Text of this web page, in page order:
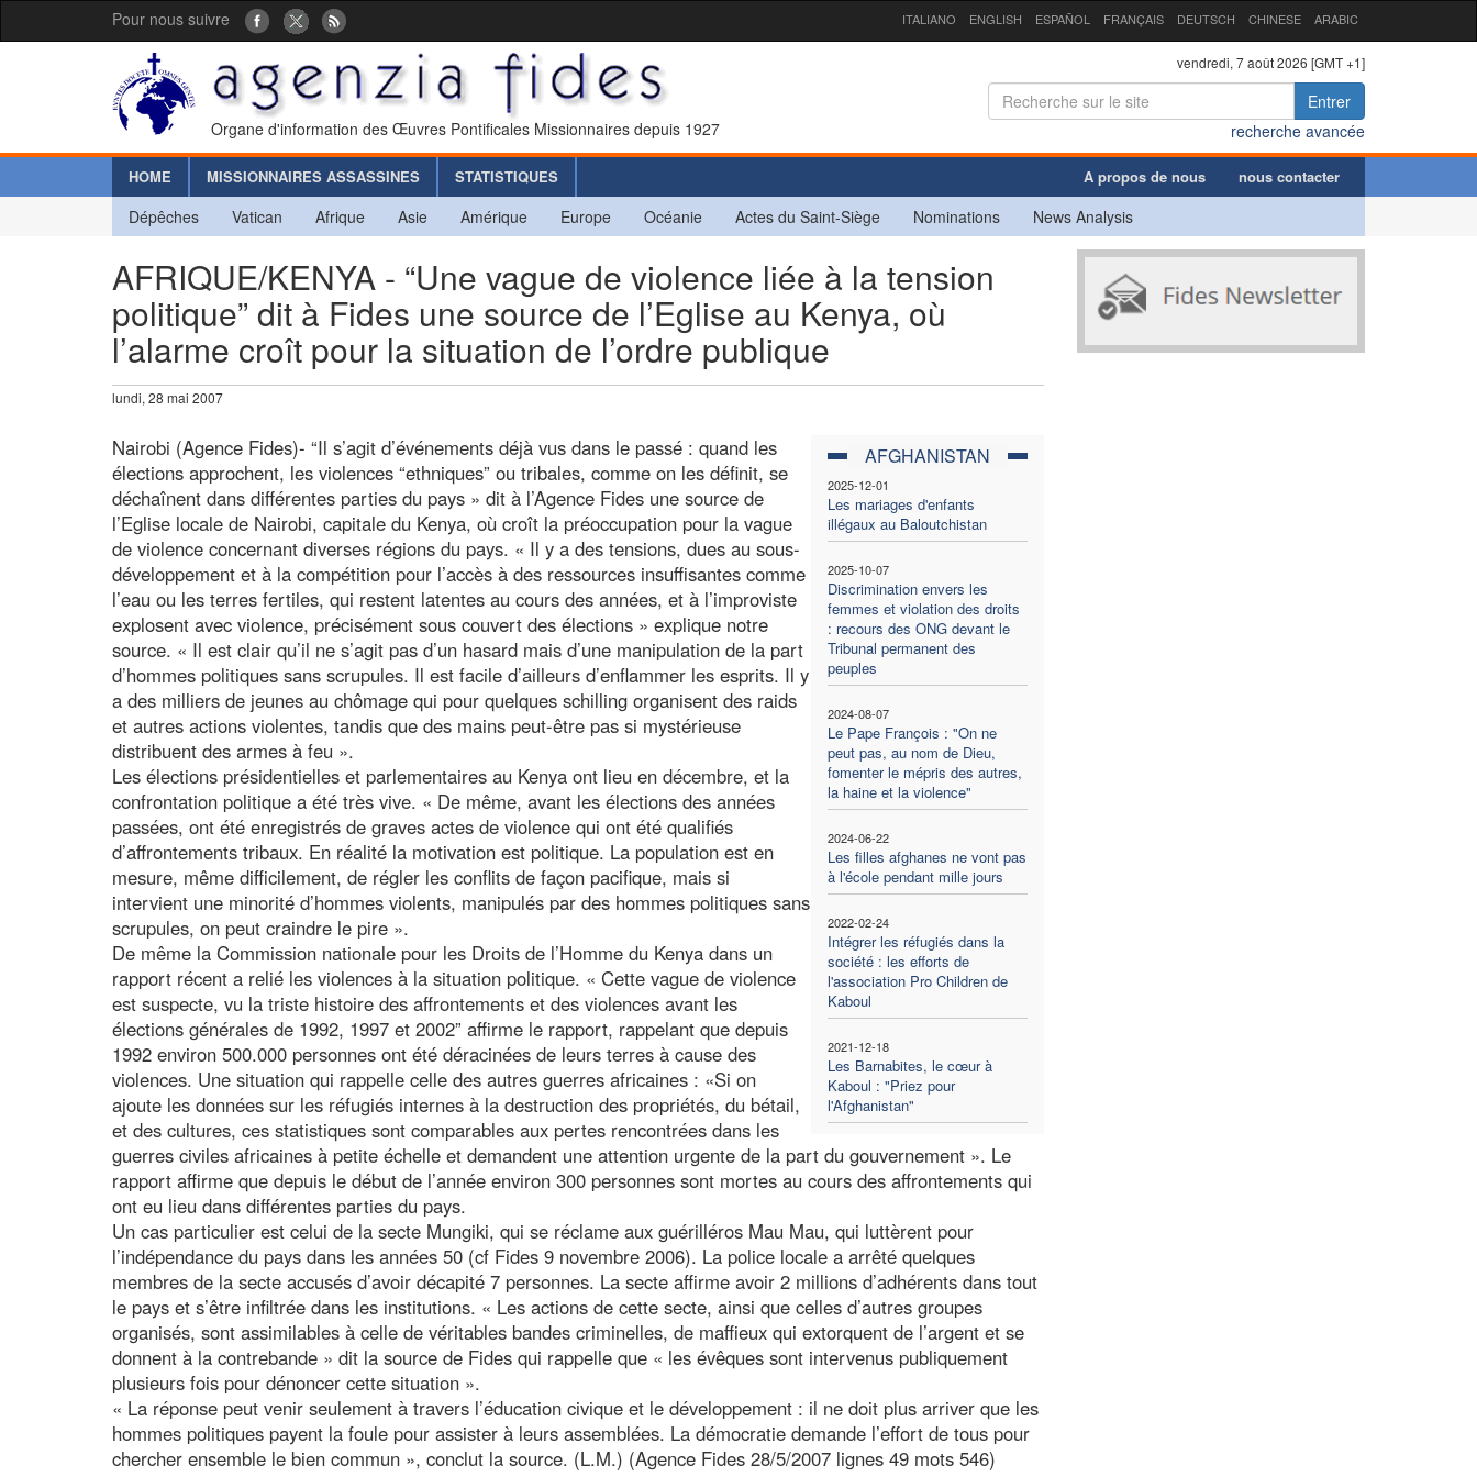
Pour nous suivre ITALIANO ENGLISH ESPAÑOL FRANÇAIS DEUTSCH CHINESE ARABIC
Organe d'information des Œuvres Pontificales Missionnaires depuis 1927
vendredi, 7 août 2026 [GMT +1]
Entrer
recherche avancée
HOME MISSIONNAIRES ASSASSINES STATISTIQUES A propos de nous nous contacter
Dépêches Vatican Afrique Asie Amérique Europe Océanie Actes du Saint-Siège Nominations News Analysis
AFRIQUE/KENYA - “Une vague de violence liée à la tension
politique” dit à Fides une source de l’Eglise au Kenya, où
l’alarme croît pour la situation de l’ordre publique
lundi, 28 mai 2007
AFGHANISTAN
2025-12-01
Les mariages d'enfants
illégaux au Baloutchistan
2025-10-07
Discrimination envers les
femmes et violation des droits
: recours des ONG devant le
Tribunal permanent des
peuples
2024-08-07
Le Pape François : "On ne
peut pas, au nom de Dieu,
fomenter le mépris des autres,
la haine et la violence"
2024-06-22
Les filles afghanes ne vont pas
à l'école pendant mille jours
2022-02-24
Intégrer les réfugiés dans la
société : les efforts de
l'association Pro Children de
Kaboul
2021-12-18
Les Barnabites, le cœur à
Kaboul : "Priez pour
l'Afghanistan"
Nairobi (Agence Fides)- “Il s’agit d’événements déjà vus dans le passé : quand les
élections approchent, les violences “ethniques” ou tribales, comme on les définit, se
déchaînent dans différentes parties du pays » dit à l’Agence Fides une source de
l’Eglise locale de Nairobi, capitale du Kenya, où croît la préoccupation pour la vague
de violence concernant diverses régions du pays. « Il y a des tensions, dues au sous-
développement et à la compétition pour l’accès à des ressources insuffisantes comme
l’eau ou les terres fertiles, qui restent latentes au cours des années, et à l’improviste
explosent avec violence, précisément sous couvert des élections » explique notre
source. « Il est clair qu’il ne s’agit pas d’un hasard mais d’une manipulation de la part
d’hommes politiques sans scrupules. Il est facile d’ailleurs d’enflammer les esprits. Il y
a des milliers de jeunes au chômage qui pour quelques schilling organisent des raids
et autres actions violentes, tandis que des mains peut-être pas si mystérieuse
distribuent des armes à feu ».
Les élections présidentielles et parlementaires au Kenya ont lieu en décembre, et la
confrontation politique a été très vive. « De même, avant les élections des années
passées, ont été enregistrés de graves actes de violence qui ont été qualifiés
d’affrontements tribaux. En réalité la motivation est politique. La population est en
mesure, même difficilement, de régler les conflits de façon pacifique, mais si
intervient une minorité d’hommes violents, manipulés par des hommes politiques sans
scrupules, on peut craindre le pire ».
De même la Commission nationale pour les Droits de l’Homme du Kenya dans un
rapport récent a relié les violences à la situation politique. « Cette vague de violence
est suspecte, vu la triste histoire des affrontements et des violences avant les
élections générales de 1992, 1997 et 2002” affirme le rapport, rappelant que depuis
1992 environ 500.000 personnes ont été déracinées de leurs terres à cause des
violences. Une situation qui rappelle celle des autres guerres africaines : «Si on
ajoute les données sur les réfugiés internes à la destruction des propriétés, du bétail,
et des cultures, ces statistiques sont comparables aux pertes rencontrées dans les
guerres civiles africaines à petite échelle et demandent une attention urgente de la part du gouvernement ». Le
rapport affirme que depuis le début de l’année environ 300 personnes sont mortes au cours des affrontements qui
ont eu lieu dans différentes parties du pays.
Un cas particulier est celui de la secte Mungiki, qui se réclame aux guérilléros Mau Mau, qui luttèrent pour
l’indépendance du pays dans les années 50 (cf Fides 9 novembre 2006). La police locale a arrêté quelques
membres de la secte accusés d’avoir décapité 7 personnes. La secte affirme avoir 2 millions d’adhérents dans tout
le pays et s’être infiltrée dans les institutions. « Les actions de cette secte, ainsi que celles d’autres groupes
organisés, sont assimilables à celle de véritables bandes criminelles, de maffieux qui extorquent de l’argent et se
donnent à la contrebande » dit la source de Fides qui rappelle que « les évêques sont intervenus publiquement
plusieurs fois pour dénoncer cette situation ».
« La réponse peut venir seulement à travers l’éducation civique et le développement : il ne doit plus arriver que les
hommes politiques payent la foule pour assister à leurs assemblées. La démocratie demande l’effort de tous pour
chercher ensemble le bien commun », conclut la source. (L.M.) (Agence Fides 28/5/2007 lignes 49 mots 546)